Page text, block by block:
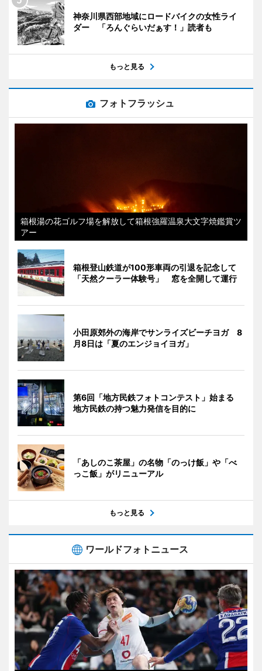
神奈川県西部地域にロードバイクの女性ライ
ダー 「ろんぐらいだぁす！」読者も
もっと見る
フォトフラッシュ
箱根湯の花ゴルフ場を解放して箱根強羅温泉大文字焼鑑賞ツ
アー
箱根登山鉄道が100形車両の引退を記念して
「天然クーラー体験号」 窓を全開して運行
小田原郊外の海岸でサンライズビーチヨガ 8
月8日は「夏のエンジョイヨガ」
第6回「地方民鉄フォトコンテスト」始まる
地方民鉄の持つ魅力発信を目的に
「あしのこ茶屋」の名物「のっけ飯」や「べ
っこ飯」がリニューアル
もっと見る
ワールドフォトニュース